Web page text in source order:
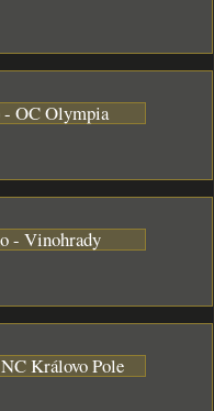
OC Olympia
- Vinohrady
Královo Pole